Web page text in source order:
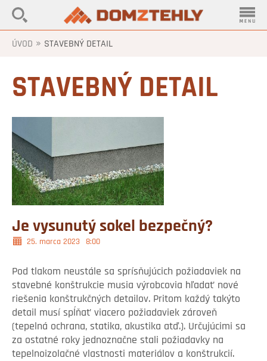
ÚVOD » STAVEBNÝ DETAIL
STAVEBNÝ DETAIL
Je vysunutý sokel bezpečný?
25. marca 2023 8:00
Pod tlakom neustále sa sprísňujúcich požiadaviek na
stavebné konštrukcie musia výrobcovia hľadať nové
riešenia konštrukčných detailov. Pritom každý takýto
detail musí spĺňať viacero požiadaviek zároveň
(tepelná ochrana, statika, akustika atď.). Určujúcimi sa
za ostatné roky jednoznačne stali požiadavky na
tepelnoizolačné vlastnosti materiálov a konštrukcií.